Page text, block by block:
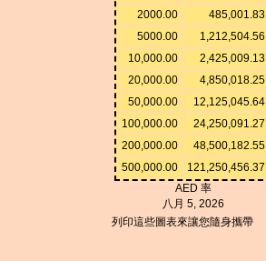
2000.00
485,001.83
5000.00
1,212,504.56
10,000.00
2,425,009.13
20,000.00
4,850,018.25
50,000.00
12,125,045.64
100,000.00
24,250,091.27
200,000.00
48,500,182.55
500,000.00
121,250,456.37
AED 率
八月 5, 2026
列印這些圖表來讓您隨身攜帶